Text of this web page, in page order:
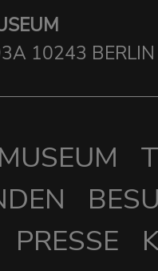
10243 BERLIN
MUSEUM
PRESSE